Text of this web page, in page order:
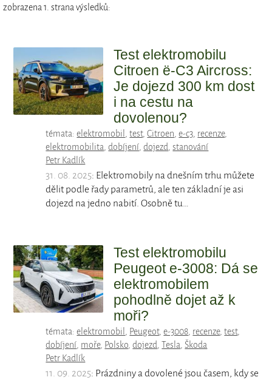
zobrazena 1. strana výsledků:
Test elektromobilu
Citroen ë-C3 Aircross:
Je dojezd 300 km dost
i na cestu na
dovolenou?
témata:elektromobil ,test,Citroen,e-c3, recenze,
elektromobilita,dobíjení,dojezd,stanování
Petr Kadlík
31. 08. 2025: Elektromobily na dnešním trhu můžete
dělit podle řady parametrů, ale ten základní je asi
dojezd na jedno nabití. Osobně tu…
Test elektromobilu
Peugeot e-3008: Dá se
elektromobilem
pohodlně dojet až k
moři?
témata:elektromobil , Peugeot,e-3008, recenze,test,
dobíjení, moře, Polsko,dojezd,Tesla,Škoda
Petr Kadlík
11. 09. 2025: Prázdniny a dovolené jsou časem, kdy se